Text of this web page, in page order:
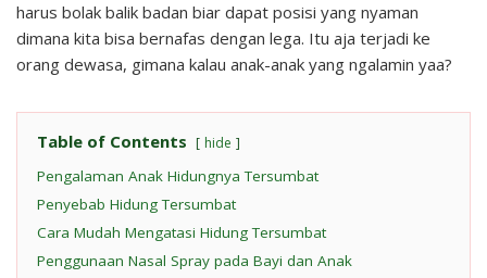
harus bolak balik badan biar dapat posisi yang nyaman
dimana kita bisa bernafas dengan lega. Itu aja terjadi ke
orang dewasa, gimana kalau anak-anak yang ngalamin yaa?
Table of Contents hide
Pengalaman Anak Hidungnya Tersumbat
Penyebab Hidung Tersumbat
Cara Mudah Mengatasi Hidung Tersumbat
Penggunaan Nasal Spray pada Bayi dan Anak